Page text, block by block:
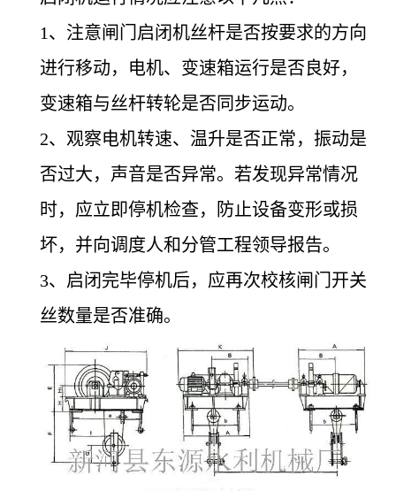
1、注意闸门启闭机丝杆是否按要求的方向
进行移动，电机、变速箱运行是否良好，
变速箱与丝杆转轮是否同步运动。
2、观察电机转速、温升是否正常，振动是
否过大，声音是否异常。若发现异常情况
时，应立即停机检查，防止设备变形或损
坏，并向调度人和分管工程领导报告。
3、启闭完毕停机后，应再次校核闸门开关
丝数量是否准确。